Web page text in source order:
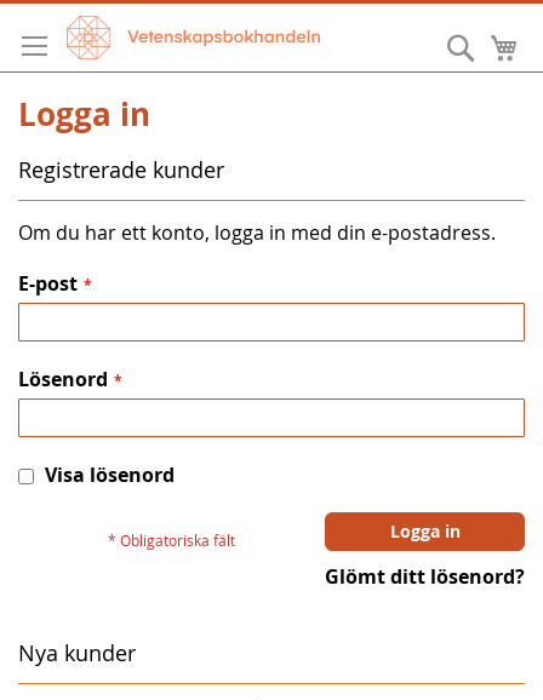
Hoppa
till
innehållet
Sök
Logga in
Registrerade kunder
Om du har ett konto, logga in med din e-postadress.
E-post
Lösenord
Visa lösenord
Logga in
Glömt ditt lösenord?
Nya kunder